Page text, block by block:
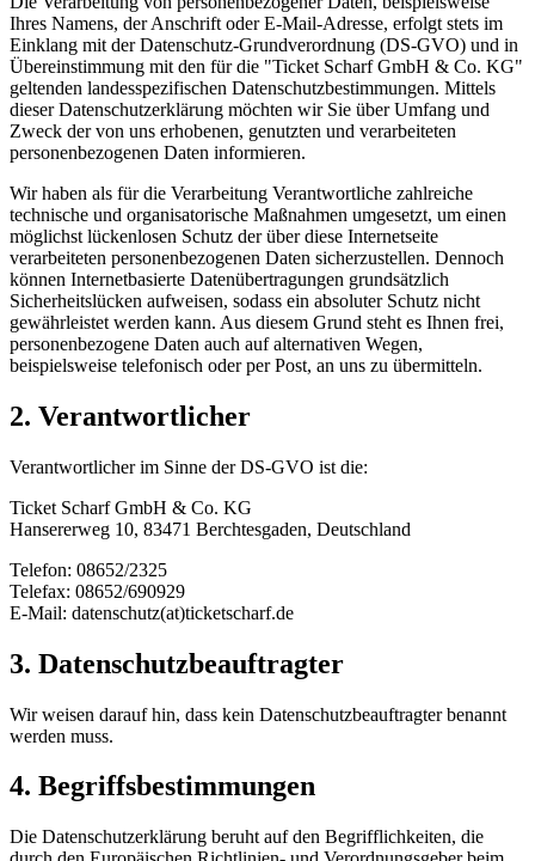
Ihres Namens, der Anschrift oder E-Mail-Adresse, erfolgt stets im
Einklang mit der Datenschutz-Grundverordnung (DS-GVO) und in
Übereinstimmung mit den für die "Ticket Scharf GmbH & Co. KG"
geltenden landesspezifischen Datenschutzbestimmungen. Mittels
dieser Datenschutzerklärung möchten wir Sie über Umfang und
Zweck der von uns erhobenen, genutzten und verarbeiteten
personenbezogenen Daten informieren.
Wir haben als für die Verarbeitung Verantwortliche zahlreiche
technische und organisatorische Maßnahmen umgesetzt, um einen
möglichst lückenlosen Schutz der über diese Internetseite
verarbeiteten personenbezogenen Daten sicherzustellen. Dennoch
können Internetbasierte Datenübertragungen grundsätzlich
Sicherheitslücken aufweisen, sodass ein absoluter Schutz nicht
gewährleistet werden kann. Aus diesem Grund steht es Ihnen frei,
personenbezogene Daten auch auf alternativen Wegen,
beispielsweise telefonisch oder per Post, an uns zu übermitteln.
2. Verantwortlicher
Verantwortlicher im Sinne der DS-GVO ist die:
Ticket Scharf GmbH & Co. KG
Hansererweg 10, 83471 Berchtesgaden, Deutschland
Telefon: 08652/2325
Telefax: 08652/690929
E-Mail: datenschutz(at)ticketscharf.de
3. Datenschutzbeauftragter
Wir weisen darauf hin, dass kein Datenschutzbeauftragter benannt
werden muss.
4. Begriffsbestimmungen
Die Datenschutzerklärung beruht auf den Begrifflichkeiten, die